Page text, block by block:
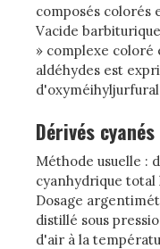
composés colorés
Vacide
» complexe coloré
aldéhydes est
Dérivés cyanés
Méthode usuelle :
cyanhydrique
Dosage
distillé sous
d'air à la